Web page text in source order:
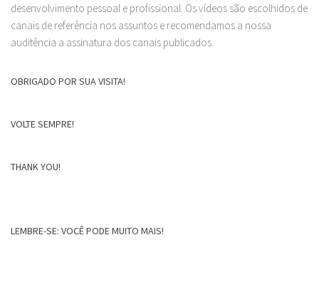
desenvolvimento pessoal e profissional. Os vídeos são escolhidos de
canais de referência nos assuntos e recomendamos a nossa
auditência a assinatura dos canais publicados.
OBRIGADO POR SUA VISITA!
VOLTE SEMPRE!
THANK YOU!
LEMBRE-SE: VOCÊ PODE MUITO MAIS!